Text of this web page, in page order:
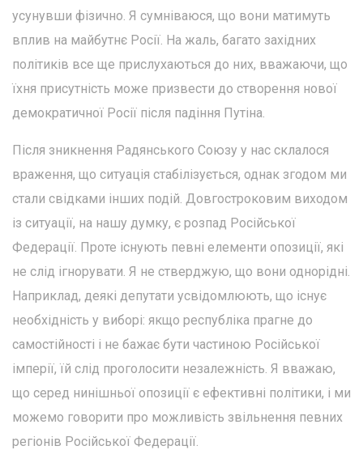
усунувши фізично. Я сумніваюся, що вони матимуть
вплив на майбутнє Росії. На жаль, багато західних
політиків все ще прислухаються до них, вважаючи, що
їхня присутність може призвести до створення нової
демократичної Росії після падіння Путіна.
Після зникнення Радянського Союзу у нас склалося
враження, що ситуація стабілізується, однак згодом ми
стали свідками інших подій. Довгостроковим виходом
із ситуації, на нашу думку, є розпад Російської
Федерації. Проте існують певні елементи опозиції, які
не слід ігнорувати. Я не стверджую, що вони однорідні.
Наприклад, деякі депутати усвідомлюють, що існує
необхідність у виборі: якщо республіка прагне до
самостійності і не бажає бути частиною Російської
імперії, їй слід проголосити незалежність. Я вважаю,
що серед нинішньої опозиції є ефективні політики, і ми
можемо говорити про можливість звільнення певних
регіонів Російської Федерації.